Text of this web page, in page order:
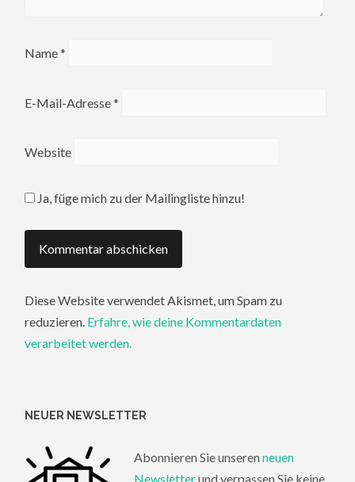
Name*
E-Mail-Adresse*
Website
Ja, füge mich zu der Mailingliste hinzu!
Diese Website verwendet Akismet, um Spam zu
reduzieren. Erfahre, wie deine Kommentardaten
verarbeitet werden.
NEUER NEWSLETTER
Abonnieren Sie unseren neuen
Newsletterund verpassen Sie keine